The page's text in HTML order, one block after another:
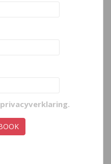
privacyverklaring.